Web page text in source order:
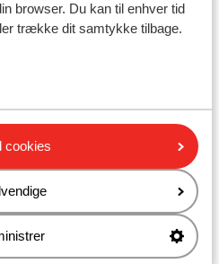
browser. Du kan til enhver tid
trække dit samtykke tilbage.
cookies
ca. 54 kilometer, kemer:
kilometer
ca. 200 meter
200 meter